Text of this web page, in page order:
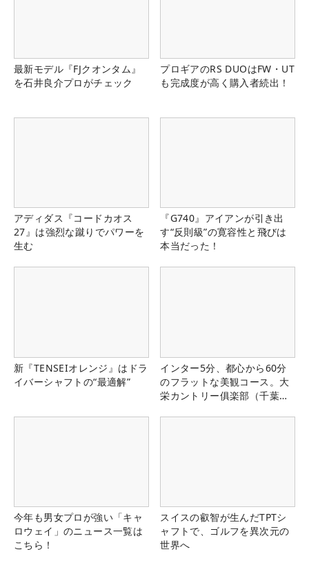
最新モデル『FJクオンタム』
を石井良介プロがチェック
プロギアのRS DUOはFW・UT
も完成度が高く購入者続出！
アディダス『コードカオス
27』は強烈な蹴りでパワーを
生む
『G740』アイアンが引き出
す“反則級”の寛容性と飛びは
本当だった！
新『TENSEIオレンジ』はドラ
イバーシャフトの“最適解”
インター5分、都心から60分
のフラットな美観コース。大
栄カントリー俱楽部（千葉
今年も男女プロが強い「キャ
ロウェイ」のニュース一覧は
こちら！
スイスの叡智が生んだTPTシ
ャフトで、ゴルフを異次元の
世界へ